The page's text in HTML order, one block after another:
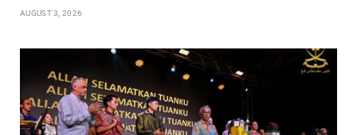
AUGUST 3, 2026